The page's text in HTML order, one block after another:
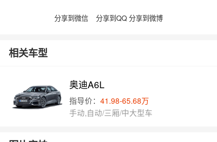
分享到微信 分享到QQ 分享到微博
相关车型
奥迪A6L
指导价：41.98-65.68万
手动,自动/三厢/中大型车